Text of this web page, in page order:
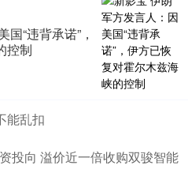
“违背承诺”，
控制
能乱扣
投向 溢价近一倍收购双骏智能